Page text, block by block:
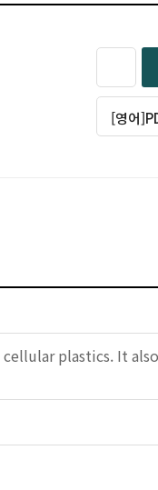
[영어
plastics. It